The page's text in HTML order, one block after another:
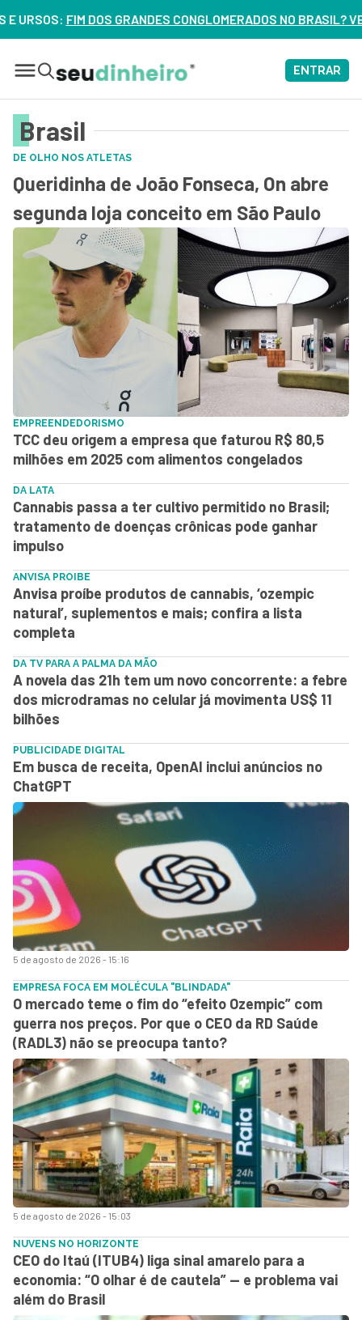
GRANDES CONGLOMERADOS NO BRASIL? VEJA ERROS DE 3
ENTRAR
Brasil
DE OLHO NOS ATLETAS
Queridinha de João Fonseca, On abre
segunda loja conceito em São Paulo
EMPREENDEDORISMO
TCC deu origem a empresa que faturou R$ 80,5
milhões em 2025 com alimentos congelados
DA LATA
Cannabis passa a ter cultivo permitido no Brasil;
tratamento de doenças crônicas pode ganhar
impulso
ANVISA PROIBE
Anvisa proíbe produtos de cannabis, ‘ozempic
natural’, suplementos e mais; confira a lista
completa
DA TV PARA A PALMA DA MÃO
A novela das 21h tem um novo concorrente: a febre
dos microdramas no celular já movimenta US$ 11
bilhões
5 de agosto de 2026 - 15:16
PUBLICIDADE DIGITAL
Em busca de receita, OpenAI inclui anúncios no
ChatGPT
5 de agosto de 2026 - 15:03
EMPRESA FOCA EM MOLÉCULA "BLINDADA"
O mercado teme o fim do “efeito Ozempic” com
guerra nos preços. Por que o CEO da RD Saúde
(RADL3) não se preocupa tanto?
NUVENS NO HORIZONTE
CEO do Itaú (ITUB4) liga sinal amarelo para a
economia: “O olhar é de cautela” — e problema vai
além do Brasil